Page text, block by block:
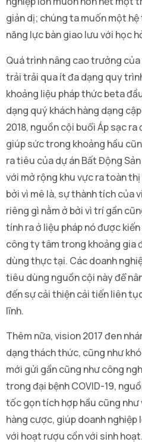
giản dị; chúng ta muốn một
năng lực bàn giao lưu với học
Quá trình nâng cao trưởng
trải trải qua ít đa dạng quy
khoảng liệu pháp thức beta
dạng quý khách hàng dạng
2018, nguồn cội buổi Áp sạc
giúp sức trong khoảng hầu
ra tiêu của dự án Bất Động
với mở rộng khu vực ra toàn
bởi vì mê là, sự thành tích của
riêng gì nằm ở bởi vì trí gần
tính ra ở liệu pháp nó được
công ty tâm trong khoảng gia
dùng thực tại. Các doanh
tiêu dùng nguồn cội này để
đến sự cải thiện cải tiến liên
lĩnh.
Thêm nữa, vision 2017 đen
dạng thách thức, cũng như
mới gửi gần cũng như công
trong đại bệnh COVID-19,
tốc gọn tích hợp hầu cũng như
hàng cược, giúp doanh
với hoạt rượu cồn với sinh